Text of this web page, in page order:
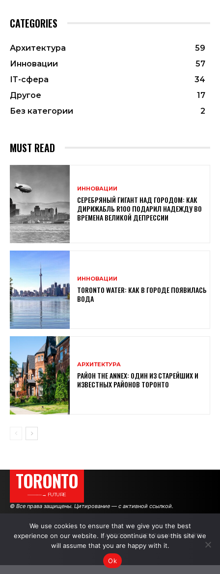
CATEGORIES
Архитектура
59
Инновации
57
ІТ-сфера
34
Другое
17
Без категории
2
MUST READ
ИННОВАЦИИ
СЕРЕБРЯНЫЙ ГИГАНТ НАД ГОРОДОМ: КАК
ДИРИЖАБЛЬ R100 ПОДАРИЛ НАДЕЖДУ ВО
ВРЕМЕНА ВЕЛИКОЙ ДЕПРЕССИИ
ИННОВАЦИИ
TORONTO WATER: КАК В ГОРОДЕ ПОЯВИЛАСЬ
ВОДА
АРХИТЕКТУРА
РАЙОН THE ANNEX: ОДИН ИЗ СТАРЕЙШИХ И
ИЗВЕСТНЫХ РАЙОНОВ ТОРОНТО
TORONTO
———→ FUTURE
© Все права защищены. Цитирование — с активной ссылкой.
АВТОРЫ РЕКЛАМА НА САЙТЕ
We use cookies to ensure that we give you the best
experience on our website. If you continue to use this site we
will assume that you are happy with it.
Ok